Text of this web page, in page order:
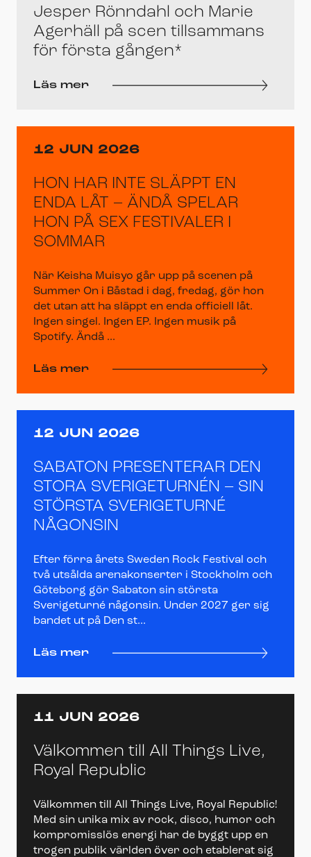
Jesper Rönndahl och Marie
Agerhäll på scen tillsammans
för första gången*
Läs mer
12 JUN 2026
HON HAR INTE SLÄPPT EN
ENDA LÅT – ÄNDÅ SPELAR
HON PÅ SEX FESTIVALER I
SOMMAR
När Keisha Muisyo går upp på scenen på
Summer On i Båstad i dag, fredag, gör hon
det utan att ha släppt en enda officiell låt.
Ingen singel. Ingen EP. Ingen musik på
Spotify. Ändå ...
Läs mer
12 JUN 2026
SABATON PRESENTERAR DEN
STORA SVERIGETURNÉN – SIN
STÖRSTA SVERIGETURNÉ
NÅGONSIN
Efter förra årets Sweden Rock Festival och
två utsålda arenakonserter i Stockholm och
Göteborg gör Sabaton sin största
Sverigeturné någonsin. Under 2027 ger sig
bandet ut på Den st...
Läs mer
11 JUN 2026
Välkommen till All Things Live,
Royal Republic
Välkommen till All Things Live, Royal Republic!
Med sin unika mix av rock, disco, humor och
kompromisslös energi har de byggt upp en
trogen publik världen över och etablerat sig